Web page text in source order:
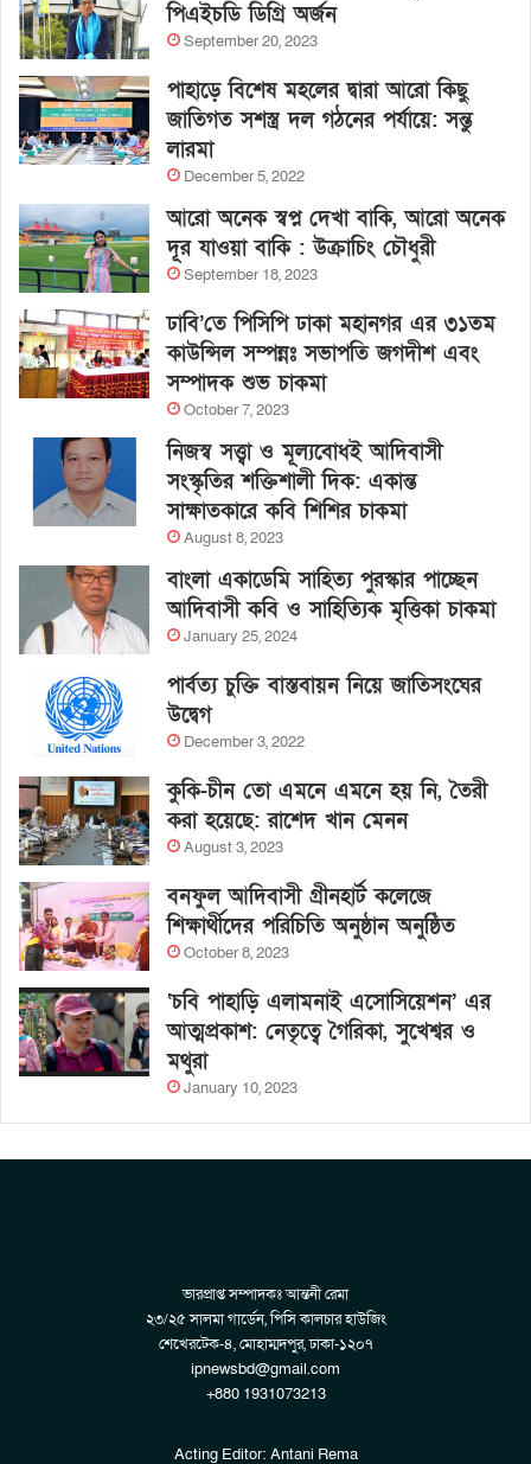
পিএইচডি ডিগ্রি অর্জন
September 20, 2023
পাহাড়ে বিশেষ মহলের দ্বারা আরো কিছু
জাতিগত সশস্ত্র দল গঠনের পর্যায়ে: সন্তু
লারমা
December 5, 2022
আরো অনেক স্বপ্ন দেখা বাকি, আরো অনেক
দূর যাওয়া বাকি : উক্রাচিং চৌধুরী
September 18, 2023
ঢাবি’তে পিসিপি ঢাকা মহানগর এর ৩১তম
কাউন্সিল সম্পন্নঃ সভাপতি জগদীশ এবং
সম্পাদক শুভ চাকমা
October 7, 2023
নিজস্ব সত্ত্বা ও মূল্যবোধই আদিবাসী
সংস্কৃতির শক্তিশালী দিক: একান্ত
সাক্ষাতকারে কবি শিশির চাকমা
August 8, 2023
বাংলা একাডেমি সাহিত্য পুরস্কার পাচ্ছেন
আদিবাসী কবি ও সাহিত্যিক মৃত্তিকা চাকমা
January 25, 2024
পার্বত্য চুক্তি বাস্তবায়ন নিয়ে জাতিসংঘের
উদ্বেগ
December 3, 2022
কুকি-চীন তো এমনে এমনে হয় নি, তৈরী
করা হয়েছে: রাশেদ খান মেনন
August 3, 2023
বনফুল আদিবাসী গ্রীনহার্ট কলেজে
শিক্ষার্থীদের পরিচিতি অনুষ্ঠান অনুষ্ঠিত
October 8, 2023
‘চবি পাহাড়ি এলামনাই এসোসিয়েশন’ এর
আত্মপ্রকাশ: নেতৃত্বে গৈরিকা, সুখেশ্বর ও
মথুরা
January 10, 2023
ভারপ্রাপ্ত সম্পাদকঃ আন্তনী রেমা
২৩/২৫ সালমা গার্ডেন, পিসি কালচার হাউজিং
শেখেরটেক-৪, মোহাম্মদপুর, ঢাকা-১২০৭
ipnewsbd@gmail.com
+880 1931073213
Acting Editor: Antani Rema